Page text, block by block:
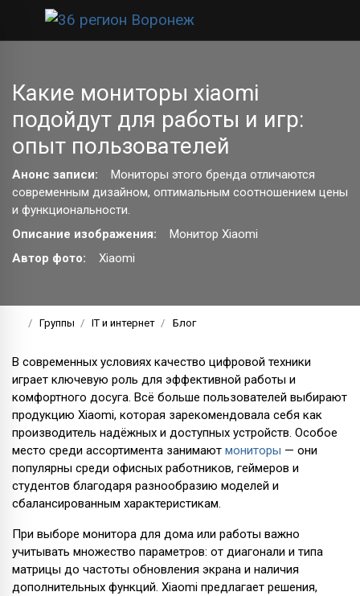
Какие мониторы xiaomi
подойдут для работы и игр:
опыт пользователей
Анонс записи:
Мониторы этого бренда отличаются
современным дизайном, оптимальным соотношением цены
и функциональности.
Описание изображения:
Монитор Xiaomi
Автор фото:
Xiaomi
Группы IT и интернет Блог
В современных условиях качество цифровой техники
играет ключевую роль для эффективной работы и
комфортного досуга. Всё больше пользователей выбирают
продукцию Xiaomi, которая зарекомендовала себя как
производитель надёжных и доступных устройств. Особое
место среди ассортимента занимают мониторы — они
популярны среди офисных работников, геймеров и
студентов благодаря разнообразию моделей и
сбалансированным характеристикам.
При выборе монитора для дома или работы важно
учитывать множество параметров: от диагонали и типа
матрицы до частоты обновления экрана и наличия
дополнительных функций. Xiaomi предлагает решения,